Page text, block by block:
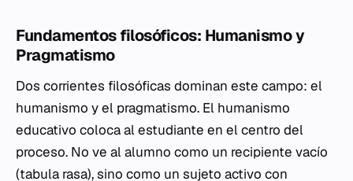
Fundamentos filosóficos: Humanismo y
Pragmatismo
Dos corrientes filosóficas dominan este campo: el
humanismo y el pragmatismo. El humanismo
educativo coloca al estudiante en el centro del
proceso. No ve al alumno como un recipiente vacío
(tabula rasa), sino como un sujeto activo con